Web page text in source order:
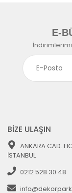
E-
BİZE ULAŞIN
ANKARA CAD.
İSTANBUL
0212 528 30 48